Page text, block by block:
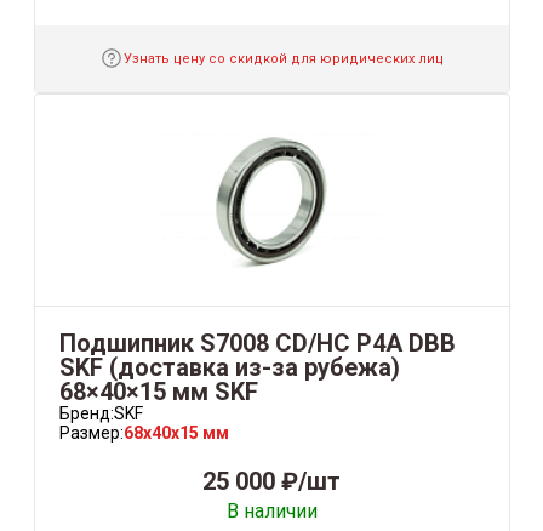
Узнать цену со скидкой для юридических лиц
Подшипник S7008 CD/HC P4A DBB
SKF (доставка из-за рубежа)
68×40×15 мм SKF
Бренд:SKF
Размер:68x40x15 мм
25 000 ₽/шт
В наличии